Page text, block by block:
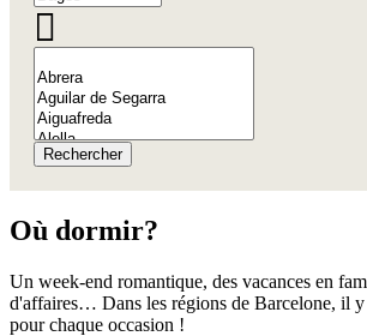
Rechercher
Où dormir?
Un week-end romantique, des vacances en
d'affaires… Dans les régions de Barcelone, il y
pour chaque occasion !